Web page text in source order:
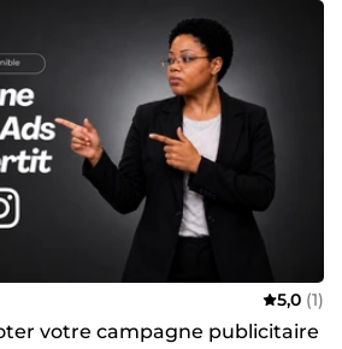
5,0 (1)
votre campagne publicitaire